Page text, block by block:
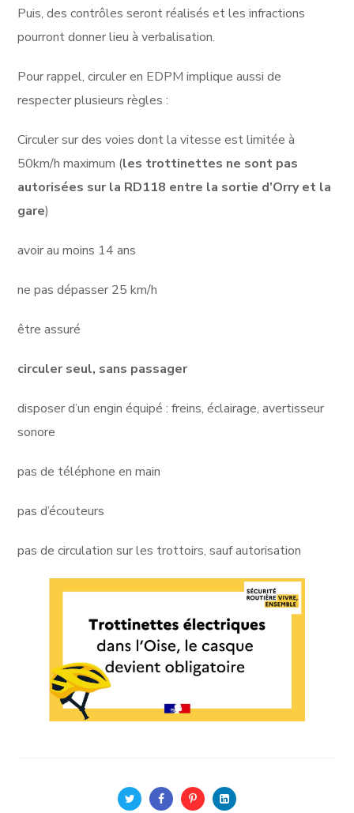
Puis, des contrôles seront réalisés et les infractions
pourront donner lieu à verbalisation.
Pour rappel, circuler en EDPM implique aussi de
respecter plusieurs règles :
Circuler sur des voies dont la vitesse est limitée à
50km/h maximum (les trottinettes ne sont pas
autorisées sur la RD118 entre la sortie d’Orry et la
gare)
avoir au moins 14 ans
ne pas dépasser 25 km/h
être assuré
circuler seul, sans passager
disposer d’un engin équipé : freins, éclairage, avertisseur
sonore
pas de téléphone en main
pas d’écouteurs
pas de circulation sur les trottoirs, sauf autorisation